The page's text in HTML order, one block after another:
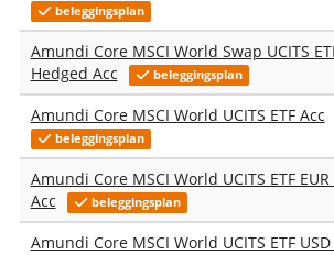
beleggingsplan
Amundi Core MSCI World Swap UCITS
Hedged Acc
beleggingsplan
Amundi Core MSCI World UCITS ETF Acc
beleggingsplan
Amundi Core MSCI World UCITS ETF
Acc
beleggingsplan
Amundi Core MSCI World UCITS ETF